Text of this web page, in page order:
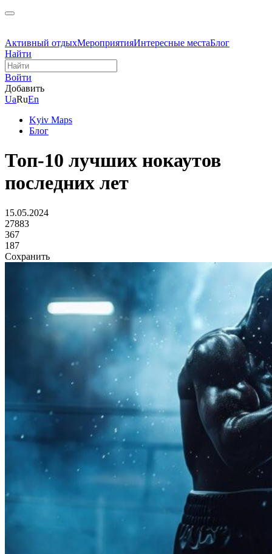
Активный отдыхМероприятияИнтересные местаБлог
Найти
Войти
Добавить
UaRuEn
Kyiv Maps
Блог
Топ-10 лучших нокаутов
последних лет
15.05.2024
27883
367
187
Сохранить